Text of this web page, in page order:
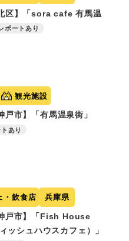
区】「sora cafe 有馬温
ポートあり
観光施設
戸市】「有馬温泉街」
あり
・飲食店 兵庫県
戸市】「Fish House
ッシュハウスカフェ）」